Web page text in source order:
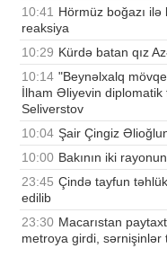
10:41 Hörmüz boğazı ilə
reaksiya
10:29 Kürdə batan qız
10:14 "Beynəlxalq
İlham Əliyevin diplomatik
Seliverstov
10:04 Şair Çingiz
10:00 Bakının iki
23:45 Çində tayfun
edilib
23:30 Macarıstan
metroya girdi, sərnişinlər